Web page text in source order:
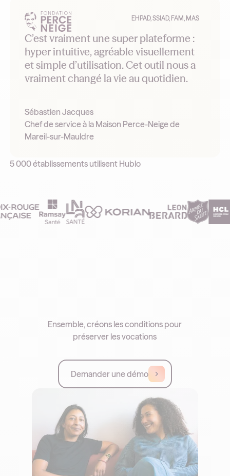
EHPAD, SSIAD, FAM, MAS
C’est vraiment une super plateforme :
hyper intuitive, agréable visuellement
et simple d’utilisation. Cet outil nous a
vraiment changé la vie au quotidien.
Sébastien Jacques
Chef de service à la Maison Perce-Neige de
Mareil-sur-Mauldre
5 000 établissements utilisent Hublo
Ensemble, créons les conditions pour
préserver les vocations
Demander une démo